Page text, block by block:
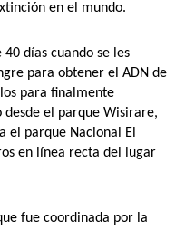
en el mundo.
días cuando se les
para obtener el ADN de
para finalmente
el parque Wisirare,
el parque Nacional El
en línea recta del lugar
fue coordinada por la